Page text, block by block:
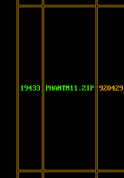
19433 PHANTM11.ZIP 920429